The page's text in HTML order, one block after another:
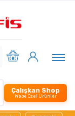
Çalışkan Shop
Webe Özel Ürünler